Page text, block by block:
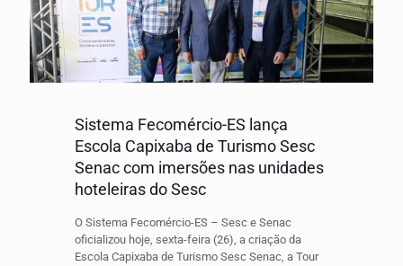
Sistema Fecomércio-ES lança
Escola Capixaba de Turismo Sesc
Senac com imersões nas unidades
hoteleiras do Sesc
O Sistema Fecomércio-ES – Sesc e Senac
oficializou hoje, sexta-feira (26), a criação da
Escola Capixaba de Turismo Sesc Senac, a Tour